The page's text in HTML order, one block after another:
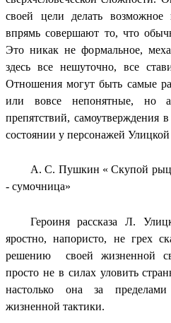
своей цели делать
впрямь совершают то, что
Это никак не формальное,
здесь все нешуточно, все
Отношения могут быть самые
или вовсе непонятные, но
препятствий, самоутверждения
состоянии у персонажей
А. С. Пушкин « Скупой
- сумочница»
Героиня рассказа Л.
яростно, напористо, не грех
решению своей жизненной
просто не в силах уловить
настолько она за
жизненной тактики.